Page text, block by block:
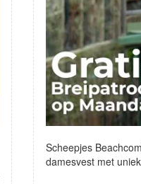
Scheepjes
damesvest met